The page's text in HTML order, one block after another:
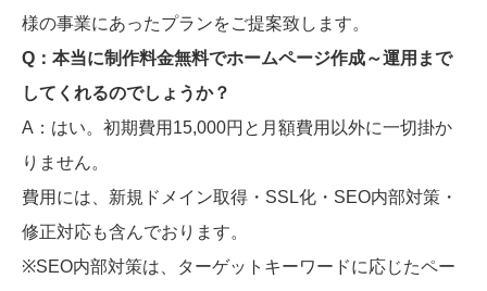
様の事業にあったプランをご提案致します。
Q：本当に制作料金無料でホームページ作成～運用まで
してくれるのでしょうか？
A：はい。初期費用15,000円と月額費用以外に一切掛か
りません。
費用には、新規ドメイン取得・SSL化・SEO内部対策・
修正対応も含んでおります。
※SEO内部対策は、ターゲットキーワードに応じたペー